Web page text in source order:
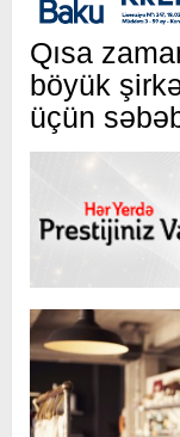
Qısa
böyük
üçün